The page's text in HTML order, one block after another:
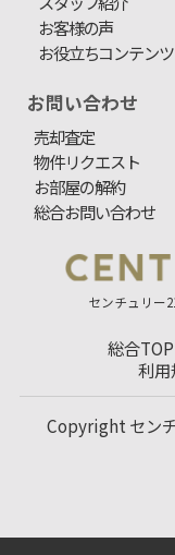
お客様の声
お役立ちコンテンツ
お問い合わせ
売却査定
物件リクエスト
お部屋の解約
総合お問い合わせ
センチュリー
総合TOP
利
Copyright セン